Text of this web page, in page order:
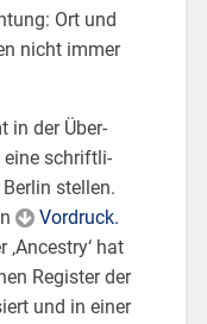
Ort und
nicht immer
in der Über­
eine schrift­li­
stel­len.
Vor­druck.
hat
Re­gis­ter der
und in einer